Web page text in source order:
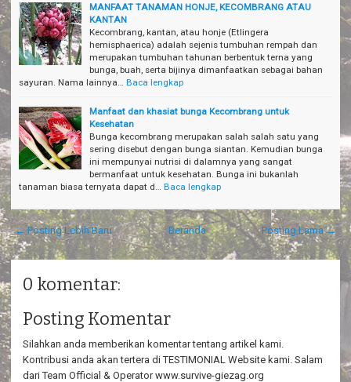
MANFAAT TANAMAN HONJE, KECOMBRANG ATAU
KANTAN
Kecombrang, kantan, atau honje (Etlingera
hemisphaerica) adalah sejenis tumbuhan rempah dan
merupakan tumbuhan tahunan berbentuk terna yang
bunga, buah, serta bijinya dimanfaatkan sebagai bahan
sayuran. Nama lainnya…
Baca lengkap
Manfaat dan khasiat bunga Kecombrang untuk
Kesehatan
Bunga kecombrang merupakan salah salah satu yang
sering disebut dengan bunga siantan. Kemudian bunga
ini mempunyai nutrisi di dalamnya yang sangat
bermanfaat untuk kesehatan. Bunga ini bukanlah
tanaman biasa ternyata dapat d…
Baca lengkap
← Posting Lebih Baru Posting Lama →
Beranda
0 komentar:
Posting Komentar
Silahkan anda memberikan komentar tentang artikel kami.
Kontribusi anda akan tertera di TESTIMONIAL Website kami. Salam
dari Team Official & Operator www.survive-giezag.org